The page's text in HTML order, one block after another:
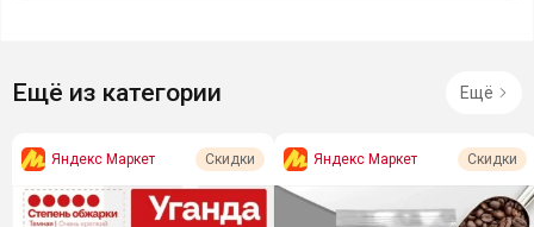
Ещё из категории Ещё
Яндекс Маркет Скидки Яндекс Маркет Скидки